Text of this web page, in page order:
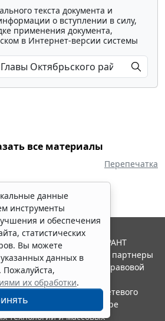
текста документа и
о вступлении в силу,
применения документа,
в Интернет-версии системы
все материалы
Перепечатка
данные
инструменты
и обеспечения
статистических
Вы можете
данных в
Пожалуйста,
их обработки.
2026. Система ГАРАНТ
Компания "Гарант" и ее партнеры
Российской ассоциации правовой
в качестве сетевого
службой по надзору в сфере
технологий и массовых